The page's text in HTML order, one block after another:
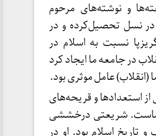
و نوشته‌های مرحوم
نسل تحصیل‌کرده و در
نسبت به اسلام در
در جامعه ما ایجاد کرد
عامل موثری بود.
استعدادها و قریحه‌های
ماست. شریعتی درخششی
و تاریخ اسلام بود. او در